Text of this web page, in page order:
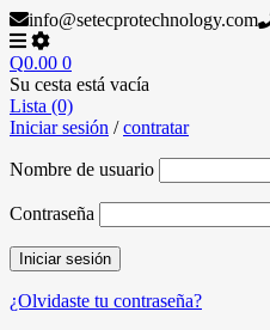
info@setecprotechnology.com
Q0.00 0
Su cesta está vacía
Lista (0)
Iniciar sesión /contratar
Nombre de usuario
Contraseña
¿Olvidaste tu contraseña?